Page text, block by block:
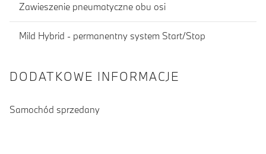
Zawieszenie pneumatyczne obu osi
Mild Hybrid - permanentny system Start/Stop
DODATKOWE INFORMACJE
Samochód sprzedany